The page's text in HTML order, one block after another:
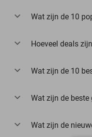
Wat zijn de 10
Hoeveel deals
Wat zijn de 10
Wat zijn de beste
Wat zijn de